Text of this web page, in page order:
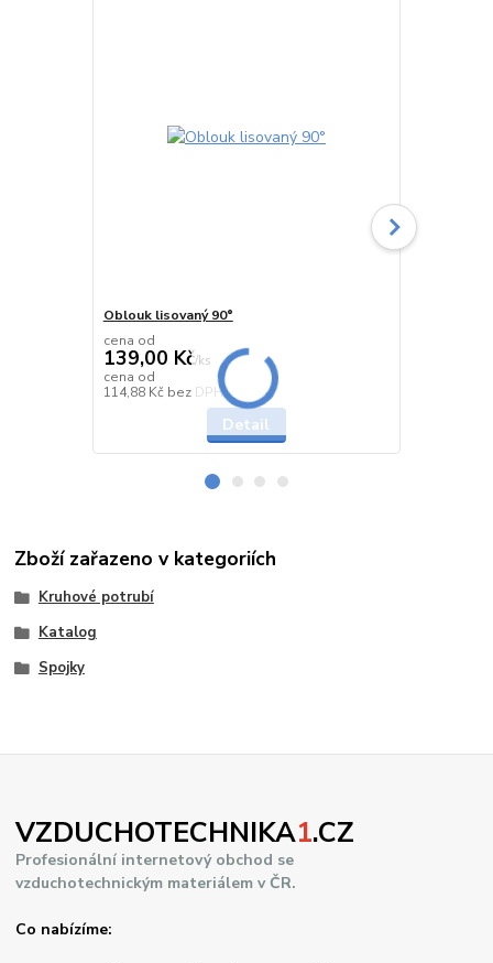
Oblouk lisovaný 90°
cena od
139,00 Kč/ks
cena od
114,88 Kč bez DPH
Detail
Zboží zařazeno v kategoriích
Kruhové potrubí
Katalog
Spojky
VZDUCHOTECHNIKA1.CZ
Profesionální internetový obchod se
vzduchotechnickým materiálem v ČR.
Co nabízíme: